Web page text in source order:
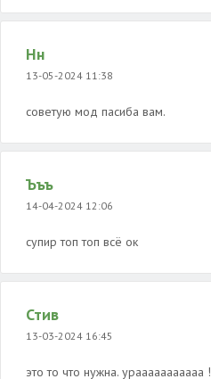
Нн
13-05-2024 11:38
советую мод пасиба вам.
Ъъъ
14-04-2024 12:06
супир топ топ всё ок
Стив
13-03-2024 16:45
это то что нужна. урааааааааааа !